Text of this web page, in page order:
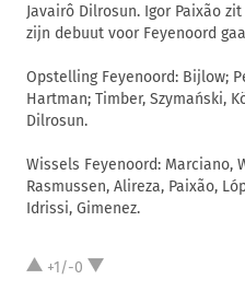
Javairô Dilrosun. Igor Paixão
zijn debuut voor Feyenoord
Opstelling Feyenoord: Bijlow;
Hartman; Timber, Szymański,
Dilrosun.
Wissels Feyenoord: Marciano,
Rasmussen, Alireza, Paixão,
Idrissi, Gimenez.
+1/-0